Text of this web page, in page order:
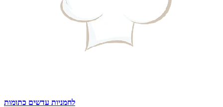
לחמניות עדשים כתומות